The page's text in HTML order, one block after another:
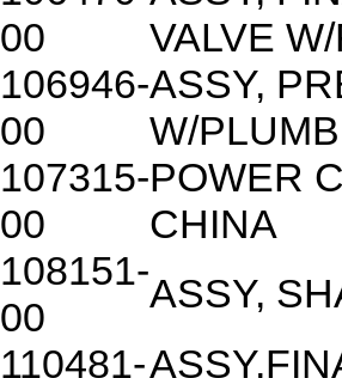
00
VALVE
106946-
00
ASSY,
W/
107315-
00
POWER
CHINA
108151-
00
ASSY,
110481-